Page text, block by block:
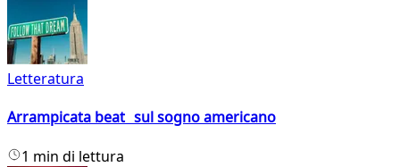
Letteratura
Arrampicata beat sul sogno americano
1 min di lettura